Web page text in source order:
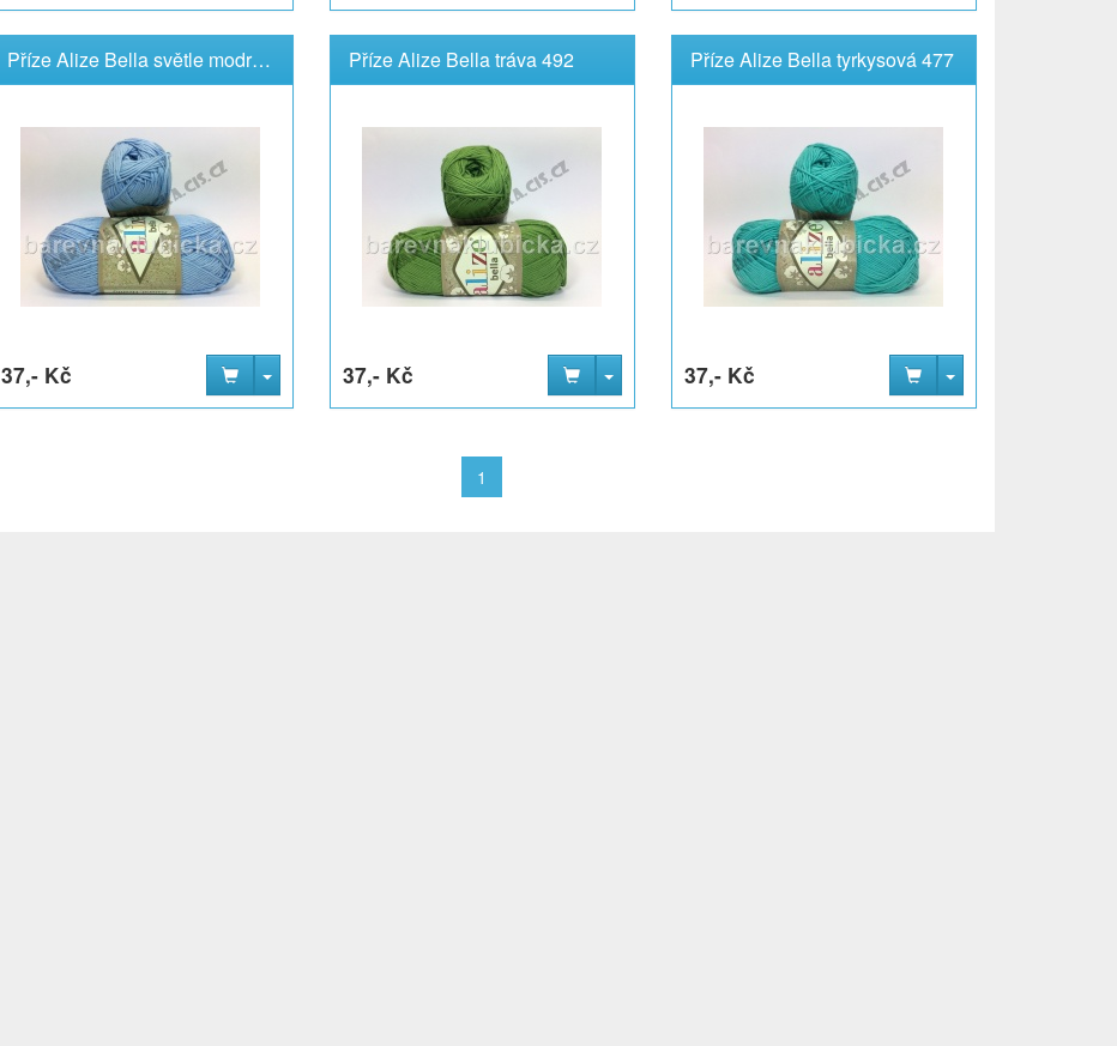
Příze Alize Bella světle modrá 40
37,- Kč
Příze Alize Bella tráva 492
37,- Kč
Příze Alize Bella tyrkysová 477
37,- Kč
1